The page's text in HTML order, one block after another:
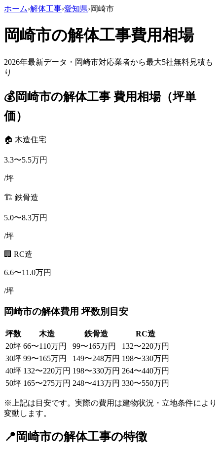
ホーム›解体工事›愛知県›岡崎市
岡崎市の解体工事費用相場
2026年最新データ・ 岡崎市対応業者から最大5社無料見積も
り
💰岡崎市の解体工事 費用相場（坪単
価）
🏠 木造住宅
3.3〜5.5万円
/坪
🏗️ 鉄骨造
5.0〜8.3万円
/坪
🏢 RC造
6.6〜11.0万円
/坪
岡崎市の解体費用 坪数別目安
坪数 木造 鉄骨造
RC造
20坪 66〜110万円 99〜165万円 132〜220万円
30坪 99〜165万円 149〜248万円 198〜330万円
40坪 132〜220万円 198〜330万円 264〜440万円
50坪 165〜275万円 248〜413万円 330〜550万円
※上記は目安です。実際の費用は建物状況・立地条件により
変動します。
📍 岡崎市の解体工事の特徴